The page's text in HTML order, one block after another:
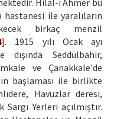
Hilal-i Ahmer bu
ile yaralıların
birkaç menzil
]. 1915 yılı Ocak ayı
Seddülbahir,
ve Çanakkale'de
başlaması ile birlikte
Havuzlar deresi,
Yerleri açılmıştır.